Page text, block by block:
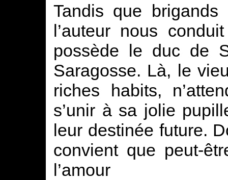
Tandis que
l’auteur nous
possède le duc de
Saragosse. Là, le
riches habits,
s’unir à sa jolie
leur destinée future.
convient que peut-
l’amour